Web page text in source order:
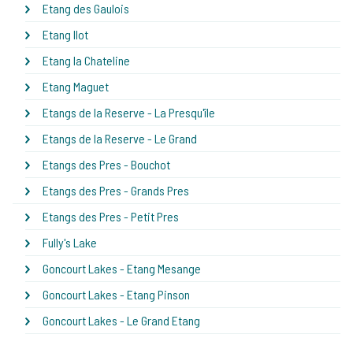
Etang des Gaulois
Etang Ilot
Etang la Chateline
Etang Maguet
Etangs de la Reserve - La Presqu'île
Etangs de la Reserve - Le Grand
Etangs des Pres - Bouchot
Etangs des Pres - Grands Pres
Etangs des Pres - Petit Pres
Fully's Lake
Goncourt Lakes - Etang Mesange
Goncourt Lakes - Etang Pinson
Goncourt Lakes - Le Grand Etang